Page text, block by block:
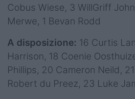
Cobus Wiese, 3 WillGriff
Merwe, 1 Bevan Rodd
A disposizione: 16 Curtis
Harrison, 18 Coenie
Phillips, 20 Cameron Neild,
Robert du Preez, 23 Luke